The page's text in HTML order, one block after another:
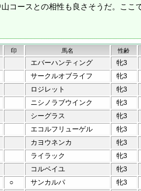
コースとの相性も良さそうだ。ここ
印 馬名 性齢
エバーハンティング 牝3
サークルオブライフ 牝3
ロジレット 牝3
ニシノラブウインク 牝3
シーグラス 牝3
エコルフリューゲル 牝3
カヨウネンカ 牝3
ライラック 牝3
コルベイユ 牝3
○ サンカルパ 牝3